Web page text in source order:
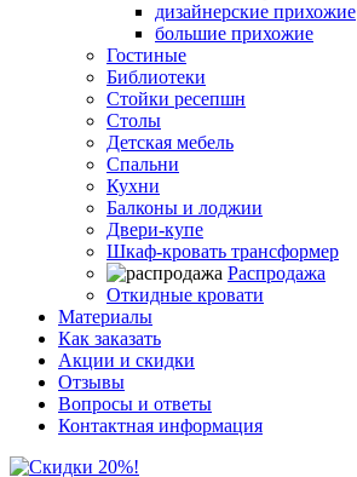
дизайнерские прихожие
большие прихожие
Гостиные
Библиотеки
Стойки ресепшн
Столы
Детская мебель
Спальни
Кухни
Балконы и лоджии
Двери-купе
Шкаф-кровать трансформер
Распродажа
Откидные кровати
Материалы
Как заказать
Акции и скидки
Отзывы
Вопросы и ответы
Контактная информация